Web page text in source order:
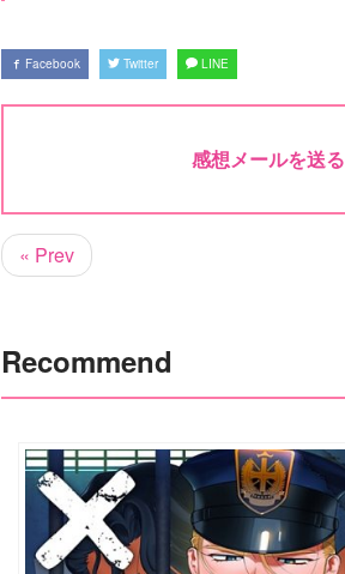
Facebook Twitter LINE
感想メールを送る
« Prev
Recommend